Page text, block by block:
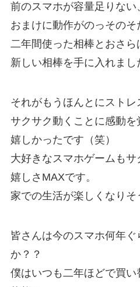
前のスマホが容量足りない
おまけに動作がのっそのそ
二年間使った相棒とおさら
新しい相棒を手に入れまし
それがもうほんとにストレ
サクサク動くことに感動を
嬉しかったです（笑）
大好きなスマホゲームもサ
嬉しさMAXです。
家での生活が楽しくなりそ
皆さんは今のスマホ何年
か？？
僕はいつも二年ほどで買